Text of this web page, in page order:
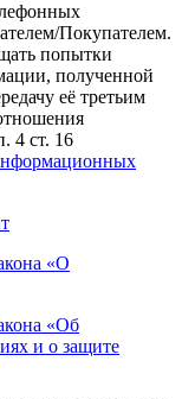
Покупателем.
попытки
полученной
её третьим
4 ст. 16
«О
«Об
и о защите